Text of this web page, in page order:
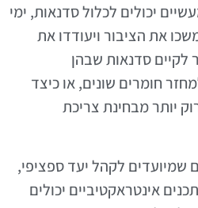
יכולים לכלול סדנאות, ימי
את הציבור ויעודדו את
סדנאות שבהן
חומרים שונים, או כיצד
יותר מבחינת צריכת
שמיועדים לקהל יעד ספציפי,
אינטראקטיביים יכולים